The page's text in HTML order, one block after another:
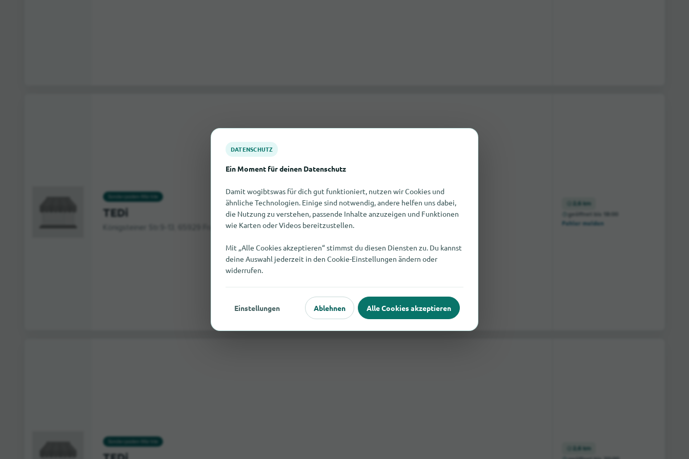
TEDi
Königsteiner Str.9-13, 65929 Frankfurt am Main
2,6 km
geöffnet bis 18:00
Fehler melden
2,6 km
DATENSCHUTZ
Ein Moment für deinen Datenschutz
Damit wogibtswas für dich gut funktioniert, nutzen wir Cookies und
ähnliche Technologien. Einige sind notwendig, andere helfen uns dabei,
die Nutzung zu verstehen, passende Inhalte anzuzeigen und Funktionen
wie Karten oder Videos bereitzustellen.
Mit „Alle Cookies akzeptieren“ stimmst du diesen Diensten zu. Du kannst
deine Auswahl jederzeit in den Cookie-Einstellungen ändern oder
widerrufen.
Einstellungen Ablehnen Alle Cookies akzeptieren